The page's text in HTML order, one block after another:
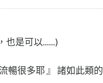
也是可以......)
暢很多耶 』 諸如此類的